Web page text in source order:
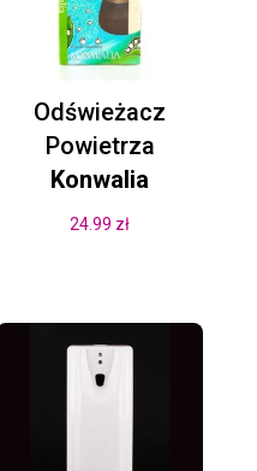
Odświeżacz
Powietrza
Konwalia
24.99 zł